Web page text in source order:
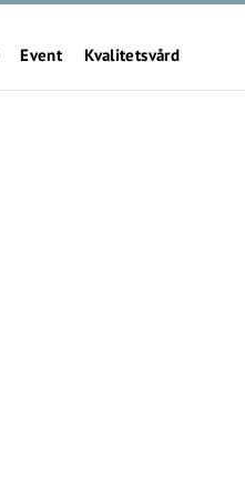
Event Kvalitetsvård